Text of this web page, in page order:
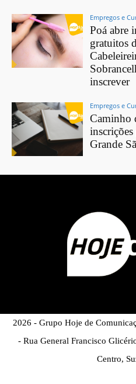
Empregos e
Poá abre
gratuitos
inscrever
Empregos e
Caminho
Grande
2026 - Grupo Hoje de
- Rua General Francisco
Centro,